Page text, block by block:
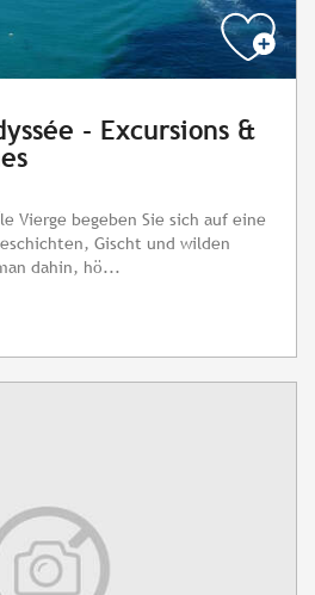
- Excursions &
Vierge begeben Sie sich auf eine
Gischt und wilden
dahin, hö...